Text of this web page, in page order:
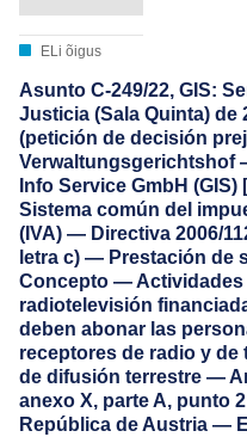
ELi õigus
Asunto C-249/22, GIS:
Justicia (Sala Quinta) de
(petición de decisión
Verwaltungsgerichtshof
Info Service GmbH
Sistema común del
(IVA) — Directiva 2006/
letra c) — Prestación de
Concepto —
radiotelevisión
deben abonar las
receptores de radio y
de difusión terrestre —
anexo X, parte A, punto
República de Austria —